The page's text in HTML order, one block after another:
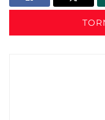
Abbinare e combinare
Utilizzare dati di
Riconoscere i